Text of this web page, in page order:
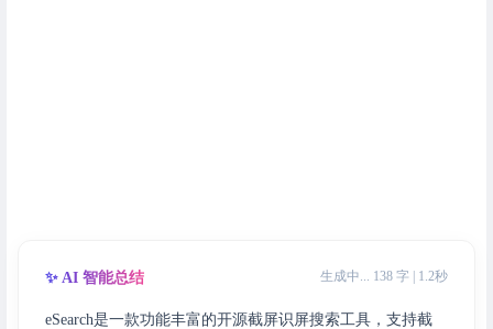
✨ AI 智能总结 生成中... 138 字 | 1.2秒
eSearch是一款功能丰富的开源截屏识屏搜索工具，支持截